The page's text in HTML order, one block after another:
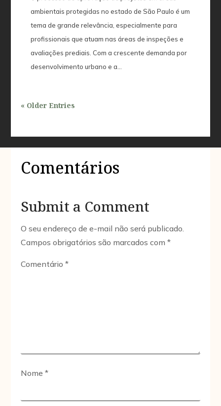
ambientais protegidas no estado de São Paulo é um
tema de grande relevância, especialmente para
profissionais que atuam nas áreas de inspeções e
avaliações prediais. Com a crescente demanda por
desenvolvimento urbano e a...
« Older Entries
Comentários
Submit a Comment
O seu endereço de e-mail não será publicado.
Campos obrigatórios são marcados com*
Comentário*
Nome*